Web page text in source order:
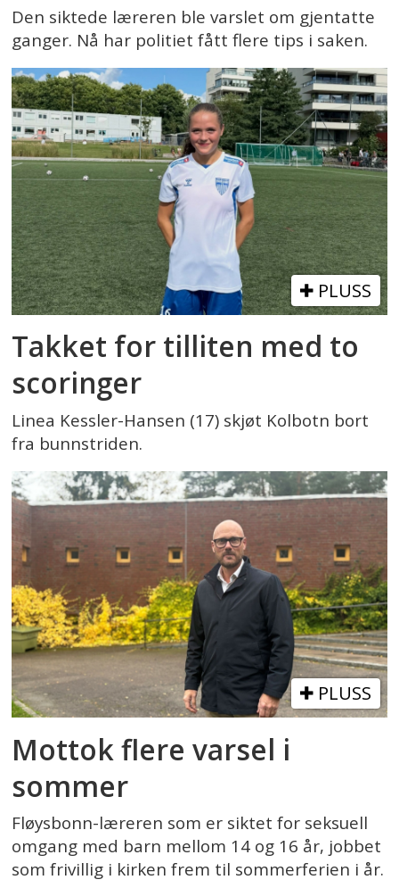
Den siktede læreren ble varslet om gjentatte
ganger. Nå har politiet fått flere tips i saken.
PLUSS
Takket for tilliten med to
scoringer
Linea Kessler-Hansen (17) skjøt Kolbotn bort
fra bunnstriden.
PLUSS
Mottok flere varsel i
sommer
Fløysbonn-læreren som er siktet for seksuell
omgang med barn mellom 14 og 16 år, jobbet
som frivillig i kirken frem til sommerferien i år.